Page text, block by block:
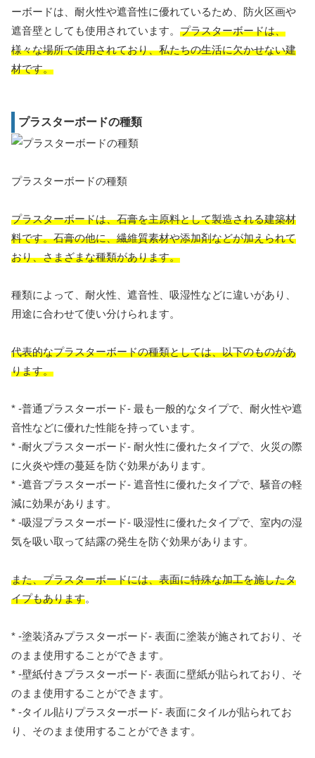
ーボードは、耐火性や遮音性に優れているため、防火区画や
遮音壁としても使用されています。 プラスターボードは、
様々な場所で使用されており、私たちの生活に欠かせない建
材です。
プラスターボードの種類
プラスターボードの種類
プラスターボードは、石膏を主原料として製造される建築材
料です。石膏の他に、繊維質素材や添加剤などが加えられて
おり、さまざまな種類があります。
種類によって、耐火性、遮音性、吸湿性などに違いがあり、
用途に合わせて使い分けられます。
代表的なプラスターボードの種類としては、以下のものがあ
ります。
* -普通プラスターボード- 最も一般的なタイプで、耐火性や遮
音性などに優れた性能を持っています。
* -耐火プラスターボード- 耐火性に優れたタイプで、火災の際
に火炎や煙の蔓延を防ぐ効果があります。
* -遮音プラスターボード- 遮音性に優れたタイプで、騒音の軽
減に効果があります。
* -吸湿プラスターボード- 吸湿性に優れたタイプで、室内の湿
気を吸い取って結露の発生を防ぐ効果があります。
また、プラスターボードには、表面に特殊な加工を施したタ
イプもあります。
* -塗装済みプラスターボード- 表面に塗装が施されており、そ
のまま使用することができます。
* -壁紙付きプラスターボード- 表面に壁紙が貼られており、そ
のまま使用することができます。
* -タイル貼りプラスターボード- 表面にタイルが貼られてお
り、そのまま使用することができます。